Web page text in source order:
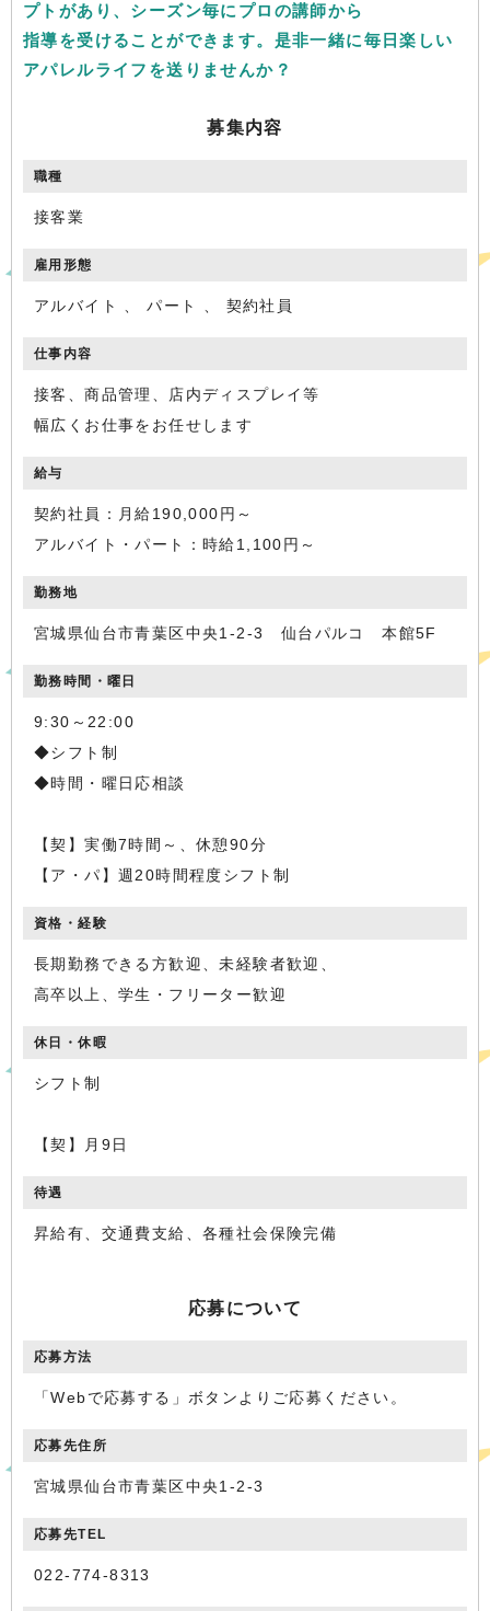
プトがあり、シーズン毎にプロの講師から
指導を受けることができます。是非一緒に毎日楽しい
アパレルライフを送りませんか？
募集内容
職種
接客業
雇用形態
アルバイト 、 パート 、 契約社員
仕事内容
接客、商品管理、店内ディスプレイ等
幅広くお仕事をお任せします
給与
契約社員：月給190,000円～
アルバイト・パート：時給1,100円～
勤務地
宮城県仙台市青葉区中央1-2-3 仙台パルコ 本館5F
勤務時間・曜日
9:30～22:00
◆シフト制
◆時間・曜日応相談
【契】実働7時間～、休憩90分
【ア・パ】週20時間程度シフト制
資格・経験
長期勤務できる方歓迎、未経験者歓迎、
高卒以上、学生・フリーター歓迎
休日・休暇
シフト制
【契】月9日
待遇
昇給有、交通費支給、各種社会保険完備
応募について
応募方法
「Webで応募する」ボタンよりご応募ください。
応募先住所
宮城県仙台市青葉区中央1-2-3
応募先TEL
022-774-8313